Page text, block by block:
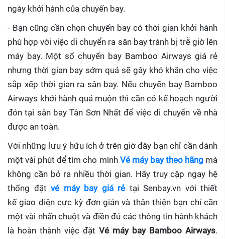
ngày khởi hành của chuyến bay.
- Bạn cũng cần chọn chuyến bay có thời gian khởi hành
phù hợp với việc di chuyển ra sân bay tránh bị trễ giờ lên
máy bay. Một số chuyến bay Bamboo Airways giá rẻ
nhưng thời gian bay sớm quá sẽ gây khó khăn cho việc
sắp xếp thời gian ra sân bay. Nếu chuyến bay Bamboo
Airways khởi hành quá muộn thì cần có kế hoạch người
đón tại sân bay Tân Sơn Nhất để việc di chuyển về nhà
được an toàn.
Với những lưu ý hữu ích ở trên giờ đây bạn chỉ cần dành
một vài phút để tìm cho mình Vé máy bay theo hãng mà
không cần bỏ ra nhiều thời gian. Hãy truy cập ngay hệ
thống đặt vé máy bay giá rẻ tại Senbay.vn với thiết
kế giao diện cực kỳ đơn giản và thân thiện bạn chỉ cần
một vài nhấn chuột và điền đủ các thông tin hành khách
là hoàn thành việc đặt Vé máy bay Bamboo Airways.